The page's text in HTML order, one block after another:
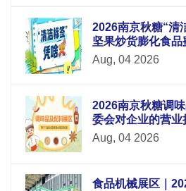
2026南京秋糖“清
坚果炒货膨化食
Aug, 04 2026
2026南京秋糖调
委会对企业的营
检测报告等材料进
Aug, 04 2026
食品机械展区｜